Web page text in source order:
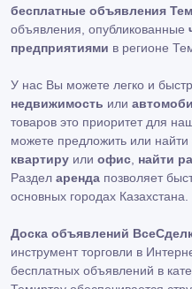
бесплатные объявления
объявления, опубликованные
предприятиями в регионе
У нас Вы можете легко и
недвижимость или
товаров это приоритет для
можете предложить или найти
квартиру или офис найти
Раздел аренда позволяет
основных городах Казахстана.
Доска объявлений
инструмент торговли в
бесплатных объявлений в